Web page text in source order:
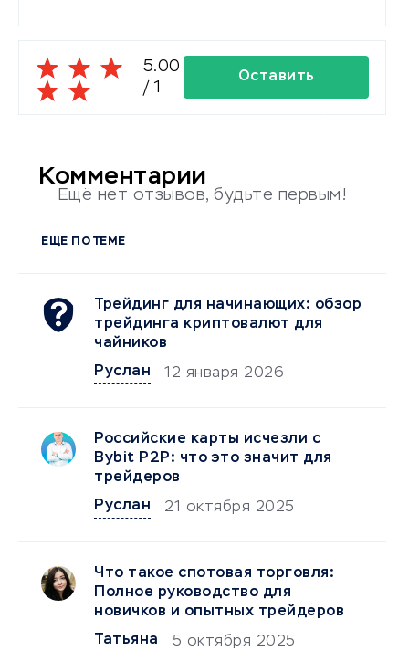
5.00
/ 1
Оставить
Комментарии
Ещё нет отзывов, будьте первым!
ЕЩЕ ПО ТЕМЕ
Трейдинг для начинающих: обзор
трейдинга криптовалют для
чайников
Руслан
12 января 2026
Российские карты исчезли с
Bybit P2P: что это значит для
трейдеров
Руслан
21 октября 2025
Что такое спотовая торговля:
Полное руководство для
новичков и опытных трейдеров
Татьяна
5 октября 2025